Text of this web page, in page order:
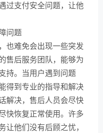
过支付安全问题，让他
问题
也难免会出现一些突发
售后服务团队，能够为
持。当用户遇到问题
得到专业的指导和解决
解决，售后人员会尽快
快恢复正常使用。许多
让他们没有后顾之忧，